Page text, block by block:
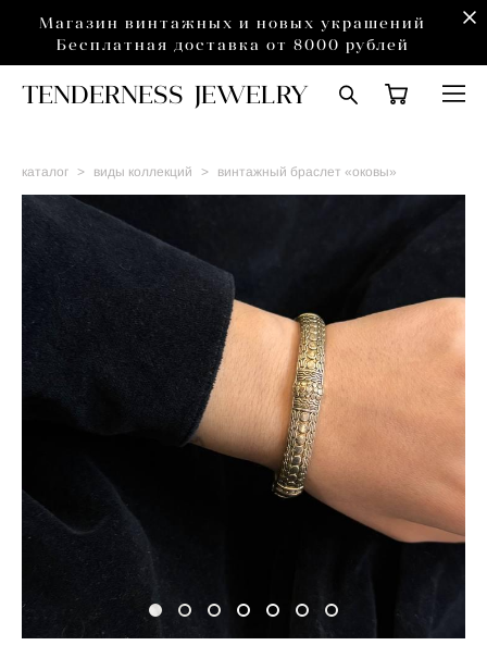
Магазин винтажных и новых украшений
Бесплатная доставка от 8000 рублей
TENDERNESS JEWELRY
каталог > виды коллекций > винтажный браслет «оковы»